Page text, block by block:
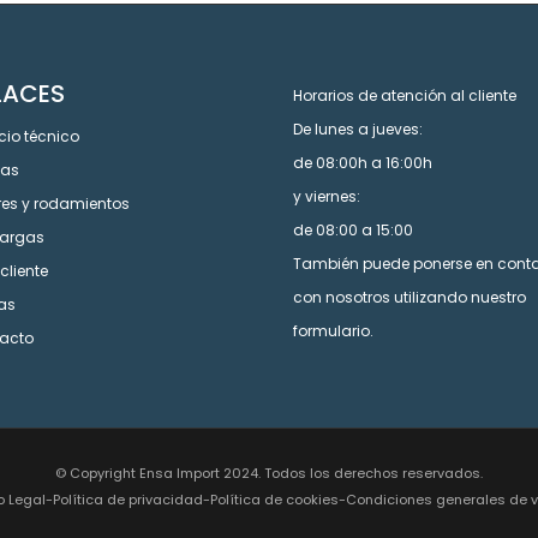
técnico
y rodamientos
Horarios de atención al cliente
De lunes a jueves:
de 08:00h a 16:00h
y viernes:
de 08:00 a 15:00
También puede ponerse en
con nosotros utilizando nuestro
formulario.
© Copyright Ensa Import 2024. Todos los derechos reservados.
Legal-Política de privacidad-Política de cookies-Condiciones generales de